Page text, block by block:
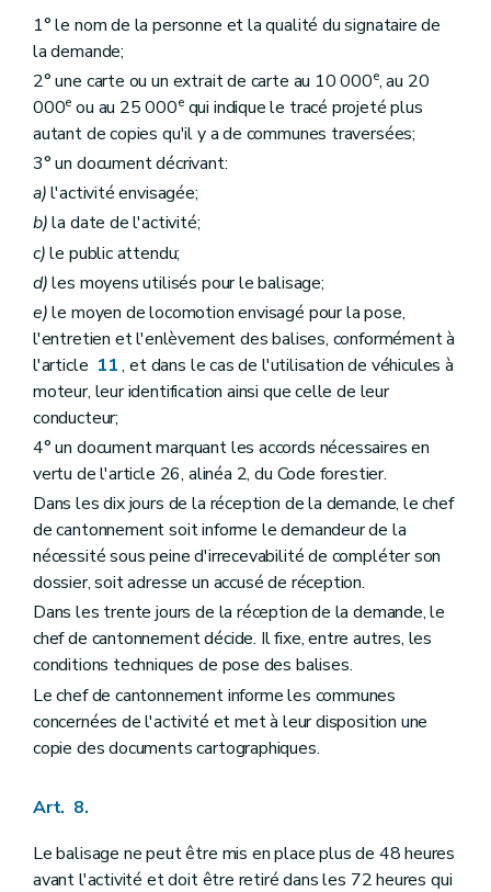
1° le nom de la personne et la qualité du signataire de
la demande;
2° une carte ou un extrait de carte au 10 000e, au 20
000e ou au 25 000equi indique le tracé projeté plus
autant de copies qu'il y a de communes traversées;
3° un document décrivant:
a)l'activité envisagée;
b)la date de l'activité;
c)le public attendu;
d)les moyens utilisés pour le balisage;
e)le moyen de locomotion envisagé pour la pose,
l'entretien et l'enlèvement des balises, conformément à
l'article 11, et dans le cas de l'utilisation de véhicules à
moteur, leur identification ainsi que celle de leur
conducteur;
4° un document marquant les accords nécessaires en
vertu de l'article 26, alinéa 2, du Code forestier.
Dans les dix jours de la réception de la demande, le chef
de cantonnement soit informe le demandeur de la
nécessité sous peine d'irrecevabilité de compléter son
dossier, soit adresse un accusé de réception.
Dans les trente jours de la réception de la demande, le
chef de cantonnement décide. Il fixe, entre autres, les
conditions techniques de pose des balises.
Le chef de cantonnement informe les communes
concernées de l'activité et met à leur disposition une
copie des documents cartographiques.
Art. 8.
Le balisage ne peut être mis en place plus de 48 heures
avant l'activité et doit être retiré dans les 72 heures qui